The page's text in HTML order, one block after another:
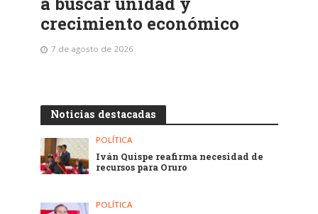
crecimiento económico
7 de agosto de 2026
Noticias destacadas
POLÍTICA
Iván Quispe reafirma necesidad de
recursos para Oruro
POLÍTICA